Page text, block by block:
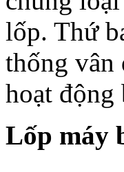
lốp. Thứ
thống vân
hoạt động
Lốp máy